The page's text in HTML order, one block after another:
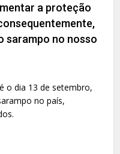
a proteção
sarampo no nosso
o dia 13 de setembro,
no país,